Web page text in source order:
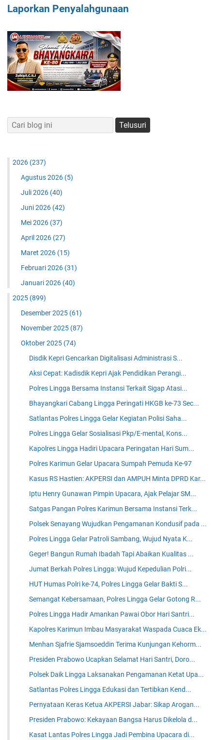
Laporkan Penyalahgunaan
2026 (237)
Agustus 2026 (5)
Juli 2026 (40)
Juni 2026 (42)
Mei 2026 (37)
April 2026 (27)
Maret 2026 (15)
Februari 2026 (31)
Januari 2026 (40)
2025 (899)
Desember 2025 (61)
November 2025 (87)
Oktober 2025 (74)
Disdik Kepri Gencarkan Digitalisasi Administrasi S...
Aksi Cepat: Kadisdik Kepri Ajak Pendidikan Perangi...
Polres Lingga Bersama Instansi Terkait Sigap Atasi...
Bhayangkari Cabang Lingga Peringati HKGB ke-73 Sec...
Satlantas Polres Lingga Gelar Kegiatan Polisi Saha...
Polres Lingga Gelar Sosialisasi Pkp/E-mental, Kons...
Kapolres Lingga Hadiri Upacara Peringatan Hari Sum...
Polres Karimun Gelar Upacara Sumpah Pemuda Ke-97
Kasus RS Hastien: AKPERSI dan AMPUH Minta DPRD Kar...
Iptu Henry Gunawan Pimpin Upacara, Ajak Pelajar SM...
Satgas Pangan Polres Karimun Bersama Instansi Terk...
Polsek Senayang Wujudkan Pengamanan Kondusif pada ...
Polres Lingga Gelar Patroli Sambang, Wujud Nyata K...
​Geger! Bangun Rumah Ibadah Tapi Abaikan Kualitas ...
Jumat Berkah Polres Lingga: Wujud Kepedulian Polri...
HUT Humas Polri ke-74, Polres Lingga Gelar Bakti S...
Semangat Kebersamaan, Polres Lingga Gelar Gotong R...
Polres Lingga Hadir Amankan Pawai Obor Hari Santri...
Kapolres Karimun Imbau Masyarakat Waspada Cuaca Ek...
Menhan Sjafrie Sjamsoeddin Terima Kunjungan Kehorm...
Presiden Prabowo Ucapkan Selamat Hari Santri, Doro...
Polsek Daik Lingga Laksanakan Pengamanan Ketat Upa...
Satlantas Polres Lingga Edukasi dan Tertibkan Kend...
Pernyataan Keras Ketua AKPERSI Jabar: Sikap Arogan...
Presiden Prabowo: Kekayaan Bangsa Harus Dikelola d...
Kasat Lantas Polres Lingga Jadi Pembina Upacara di...